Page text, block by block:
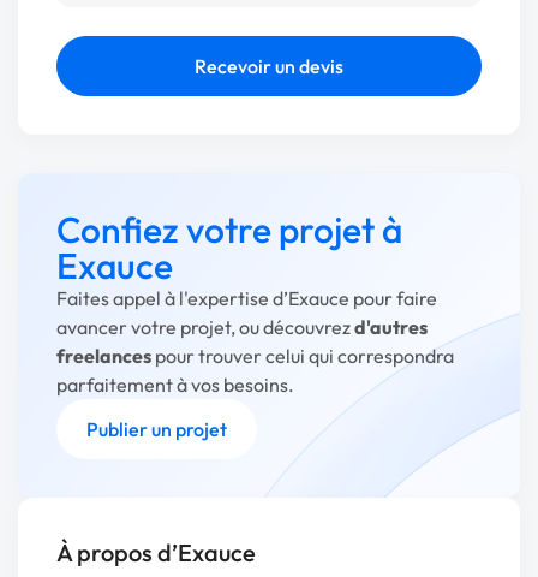
Recevoir un devis
Confiez votre projet à
Exauce
Faites appel à l'expertise d’Exauce pour faire
avancer votre projet, ou découvrezd'autres
freelances pour trouver celui qui correspondra
parfaitement à vos besoins.
Publier un projet
À propos d’Exauce